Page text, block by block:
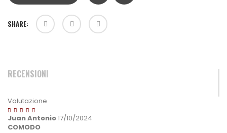
SHARE:
RECENSIONI
Valutazione
Juan Antonio17/10/2024
COMODO